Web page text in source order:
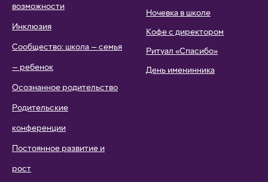
возможности
Инклюзия
Сообщество: школа — семья
— ребенок
Осознанное родительство
Родительские
конференции
Постоянное развитие и
рост
Ночевка в школе
Кофе с директором
Ритуал «Спасибо»
День именинника